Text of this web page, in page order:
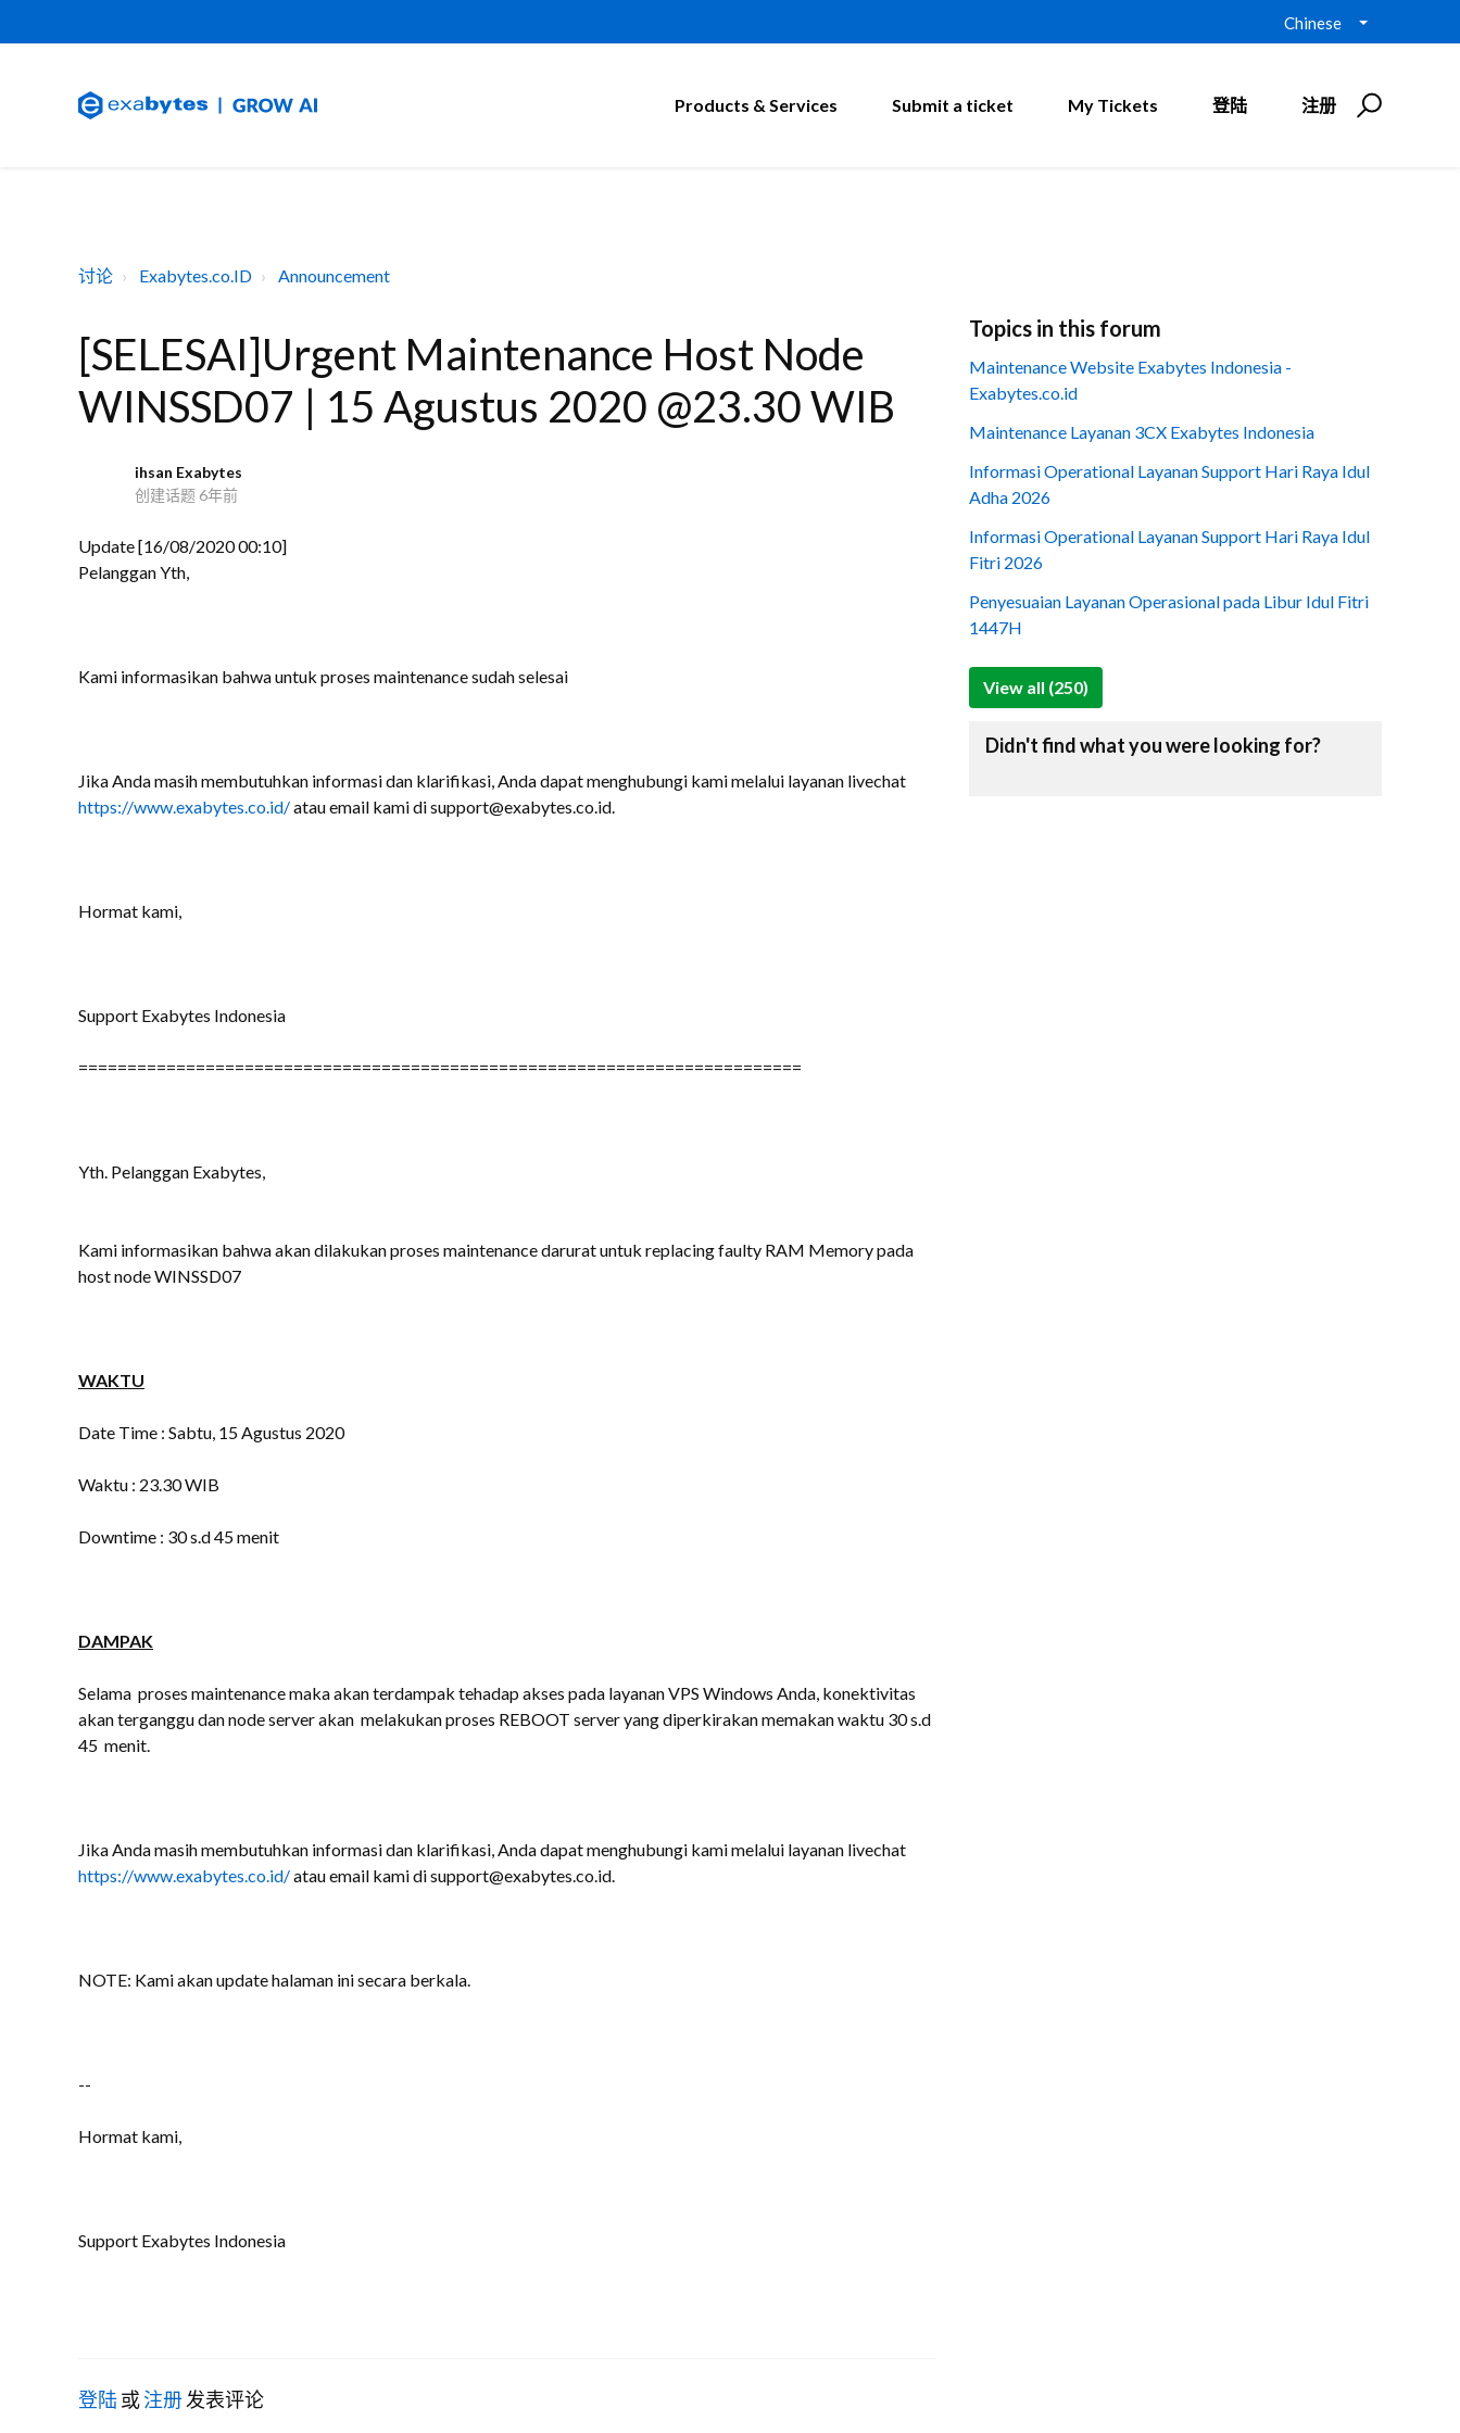
Chinese
Products & Services Submit a ticket My Tickets 登陆 注册
讨论 Exabytes.co.ID Announcement
[SELESAI]Urgent Maintenance Host Node
WINSSD07 | 15 Agustus 2020 @23.30 WIB
ihsan Exabytes
创建话题 6年前
Update [16/08/2020 00:10]
Pelanggan Yth,
Kami informasikan bahwa untuk proses maintenance sudah selesai
Jika Anda masih membutuhkan informasi dan klarifikasi, Anda dapat menghubungi kami melalui layanan livechat
https://www.exabytes.co.id/atau email kami di support@exabytes.co.id.
Hormat kami,
Support Exabytes Indonesia
==========================================================================
Yth. Pelanggan Exabytes,
Kami informasikan bahwa akan dilakukan proses maintenance darurat untuk replacing faulty RAM Memory pada
host node WINSSD07
WAKTU
Date Time : Sabtu, 15 Agustus 2020
Waktu : 23.30 WIB
Downtime : 30 s.d 45 menit
DAMPAK
Selama proses maintenance maka akan terdampak tehadap akses pada layanan VPS Windows Anda, konektivitas
akan terganggu dan node server akan melakukan proses REBOOT server yang diperkirakan memakan waktu 30 s.d
45 menit.
Jika Anda masih membutuhkan informasi dan klarifikasi, Anda dapat menghubungi kami melalui layanan livechat
https://www.exabytes.co.id/atau email kami di support@exabytes.co.id.
NOTE: Kami akan update halaman ini secara berkala.
--
Hormat kami,
Support Exabytes Indonesia
登陆或注册发表评论
Topics in this forum
Maintenance Website Exabytes Indonesia -
Exabytes.co.id
Maintenance Layanan 3CX Exabytes Indonesia
Informasi Operational Layanan Support Hari Raya Idul
Adha 2026
Informasi Operational Layanan Support Hari Raya Idul
Fitri 2026
Penyesuaian Layanan Operasional pada Libur Idul Fitri
1447H
View all (250)
Didn't find what you were looking for?